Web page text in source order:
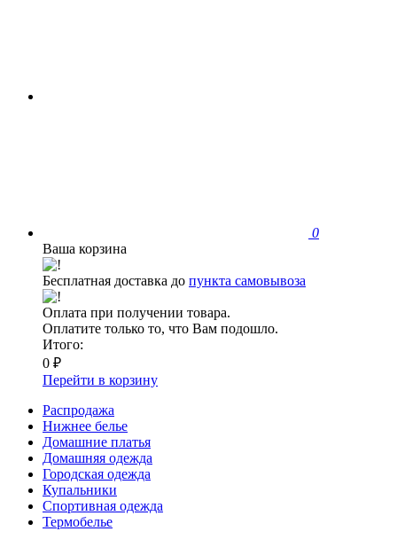
0
Ваша корзина
Бесплатная доставка до пункта самовывоза
Оплата при получении товара.
Оплатите только то, что Вам подошло.
Итого:
0 ₽
Перейти в корзину
Распродажа
Нижнее белье
Домашние платья
Домашняя одежда
Городская одежда
Купальники
Спортивная одежда
Термобелье